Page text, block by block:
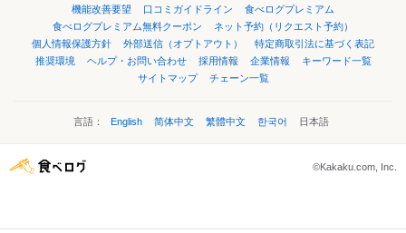
機能改善要望
口コミガイドライン
食べログプレミアム
食べログプレミアム無料クーポン
ネット予約（リクエスト予約）
個人情報保護方針
外部送信（オプトアウト）
特定商取引法に基づく表記
推奨環境
ヘルプ・お問い合わせ 採用情報 企業情報
キーワード一覧
サイトマップ
チェーン一覧
言語： English 简体中文 繁體中文 한국어 日本語
©Kakaku.com, Inc.